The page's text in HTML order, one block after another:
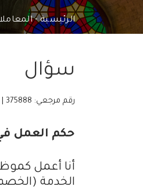
الرئيسية
سؤال
رقم مرجعي: 375888 | المعاملات المالية المعاصرة | 11 نوفمبر، 2020
حكم العمل
أنا أعمل
الخدمة